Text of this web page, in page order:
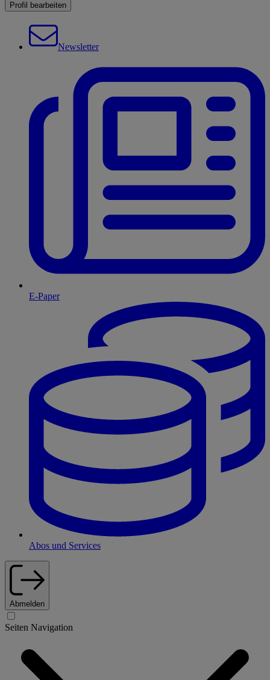
Profil bearbeiten
Newsletter
E-Paper
Abos und Services
Abmelden
Seiten Navigation